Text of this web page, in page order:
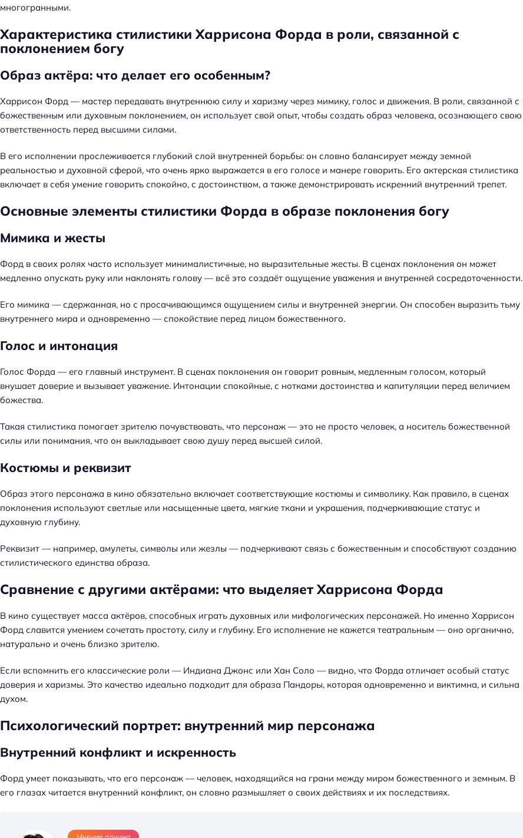
многогранными.
Характеристика стилистики Харрисона Форда в роли, связанной с
поклонением богу
Образ актёра: что делает его особенным?
Харрисон Форд — мастер передавать внутреннюю силу и харизму через мимику, голос и движения. В роли, связанной с
божественным или духовным поклонением, он использует свой опыт, чтобы создать образ человека, осознающего свою
ответственность перед высшими силами.
В его исполнении прослеживается глубокий слой внутренней борьбы: он словно балансирует между земной
реальностью и духовной сферой, что очень ярко выражается в его голосе и манере говорить. Его актерская стилистика
включает в себя умение говорить спокойно, с достоинством, а также демонстрировать искренний внутренний трепет.
Основные элементы стилистики Форда в образе поклонения богу
Мимика и жесты
Форд в своих ролях часто использует минималистичные, но выразительные жесты. В сценах поклонения он может
медленно опускать руку или наклонять голову — всё это создаёт ощущение уважения и внутренней сосредоточенности.
Его мимика — сдержанная, но с просачивающимся ощущением силы и внутренней энергии. Он способен выразить тьму
внутреннего мира и одновременно — спокойствие перед лицом божественного.
Голос и интонация
Голос Форда — его главный инструмент. В сценах поклонения он говорит ровным, медленным голосом, который
внушает доверие и вызывает уважение. Интонации спокойные, с нотками достоинства и капитуляции перед величием
божества.
Такая стилистика помогает зрителю почувствовать, что персонаж — это не просто человек, а носитель божественной
силы или понимания, что он выкладывает свою душу перед высшей силой.
Костюмы и реквизит
Образ этого персонажа в кино обязательно включает соответствующие костюмы и символику. Как правило, в сценах
поклонения используют светлые или насыщенные цвета, мягкие ткани и украшения, подчеркивающие статус и
духовную глубину.
Реквизит — например, амулеты, символы или жезлы — подчеркивают связь с божественным и способствуют созданию
стилистического единства образа.
Сравнение с другими актёрами: что выделяет Харрисона Форда
В кино существует масса актёров, способных играть духовных или мифологических персонажей. Но именно Харрисон
Форд славится умением сочетать простоту, силу и глубину. Его исполнение не кажется театральным — оно органично,
натурально и очень близко зрителю.
Если вспомнить его классические роли — Индиана Джонс или Хан Соло — видно, что Форда отличает особый статус
доверия и харизмы. Это качество идеально подходит для образа Пандоры, которая одновременно и виктимна, и сильна
духом.
Психологический портрет: внутренний мир персонажа
Внутренний конфликт и искренность
Форд умеет показывать, что его персонаж — человек, находящийся на грани между миром божественного и земным. В
его глазах читается внутренний конфликт, он словно размышляет о своих действиях и их последствиях.
а
и